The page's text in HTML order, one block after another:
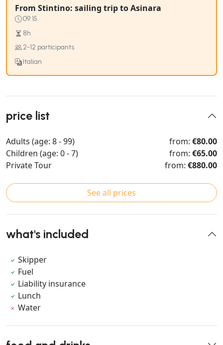
From Stintino: sailing trip to Asinara
09:15
8h
2-12 participants
Italian
price list
Adults (age: 8 - 99) from: €80.00
Children (age: 0 - 7)
from: €65.00
Private Tour
from: €880.00
See all prices
what's included
Skipper
Fuel
Liability insurance
Lunch
Water